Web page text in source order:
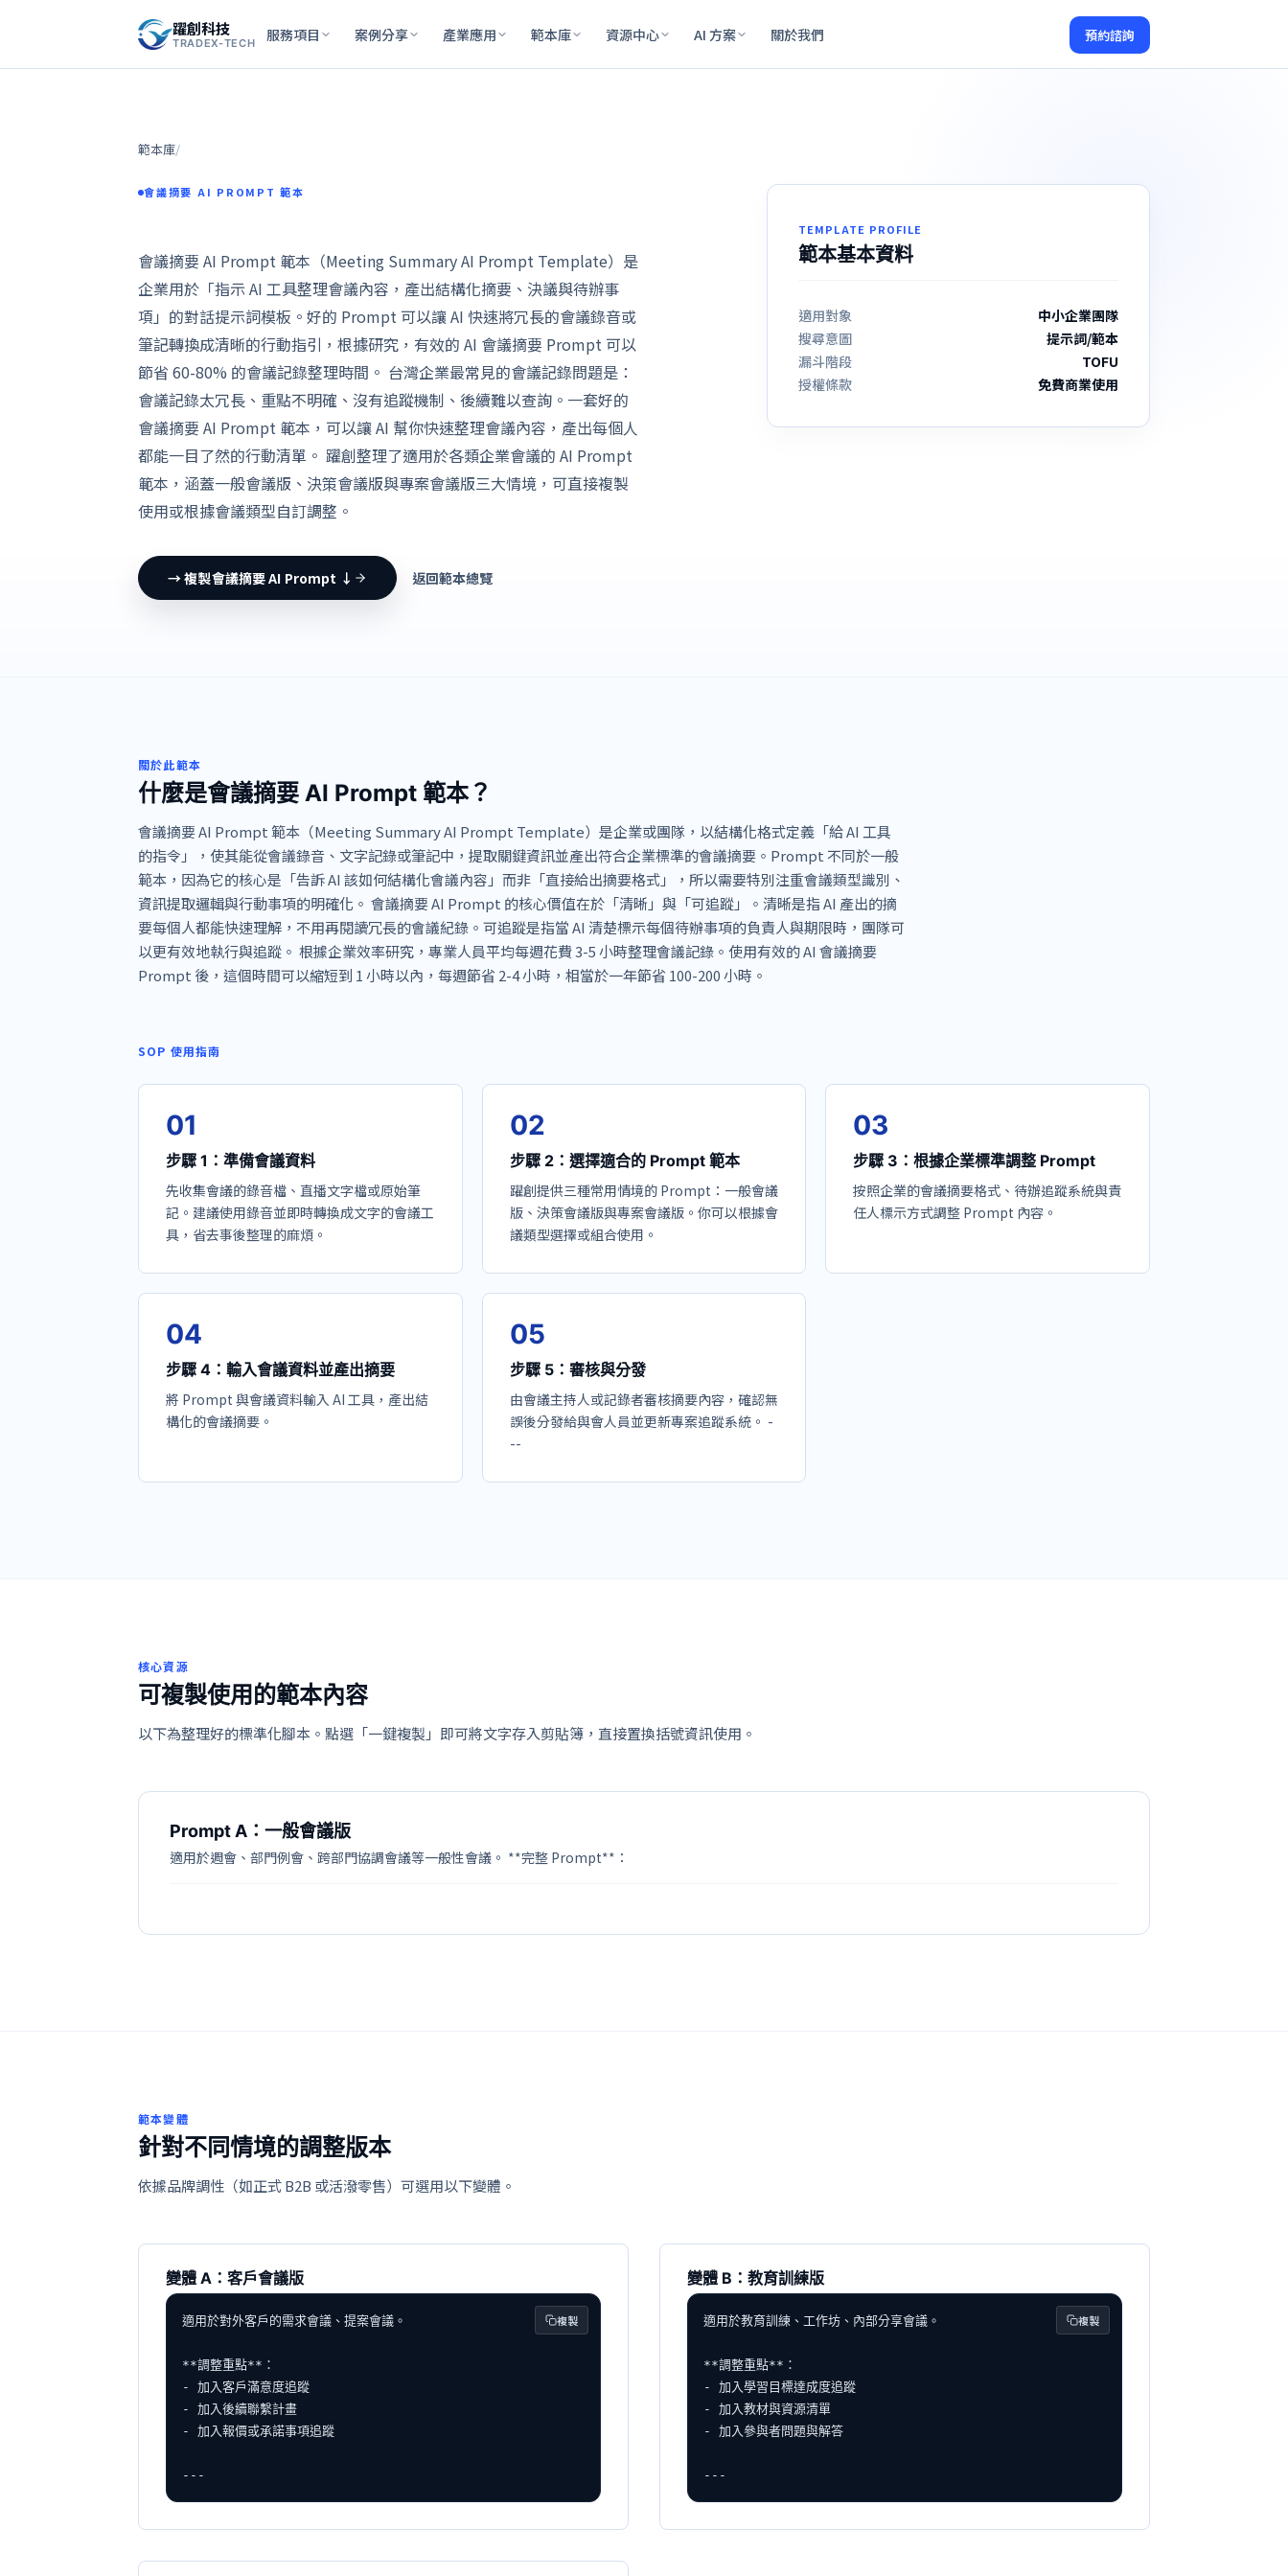
躍創科技
TRADEX-TECH 服務項目 案例分享 產業應用 範本庫 資源中心 AI 方案 關於我們 預約諮詢
範本庫/
會議摘要 AI PROMPT 範本
會議摘要 AI Prompt 範本（Meeting Summary AI Prompt Template）是
企業用於「指示 AI 工具整理會議內容，產出結構化摘要、決議與待辦事
項」的對話提示詞模板。好的 Prompt 可以讓 AI 快速將冗長的會議錄音或
筆記轉換成清晰的行動指引，根據研究，有效的 AI 會議摘要 Prompt 可以
節省 60-80% 的會議記錄整理時間。 台灣企業最常見的會議記錄問題是：
會議記錄太冗長、重點不明確、沒有追蹤機制、後續難以查詢。一套好的
會議摘要 AI Prompt 範本，可以讓 AI 幫你快速整理會議內容，產出每個人
都能一目了然的行動清單。 躍創整理了適用於各類企業會議的 AI Prompt
範本，涵蓋一般會議版、決策會議版與專案會議版三大情境，可直接複製
使用或根據會議類型自訂調整。
→ 複製會議摘要 AI Prompt ↓ 返回範本總覽
TEMPLATE PROFILE
範本基本資料
適用對象
中小企業團隊
搜尋意圖
提示詞/範本
漏斗階段
TOFU
授權條款
免費商業使用
關於此範本
什麼是會議摘要 AI Prompt 範本？
會議摘要 AI Prompt 範本（Meeting Summary AI Prompt Template）是企業或團隊，以結構化格式定義「給 AI 工具
的指令」，使其能從會議錄音、文字記錄或筆記中，提取關鍵資訊並產出符合企業標準的會議摘要。Prompt 不同於一般
範本，因為它的核心是「告訴 AI 該如何結構化會議內容」而非「直接給出摘要格式」，所以需要特別注重會議類型識別、
資訊提取邏輯與行動事項的明確化。 會議摘要 AI Prompt 的核心價值在於「清晰」與「可追蹤」。清晰是指 AI 產出的摘
要每個人都能快速理解，不用再閱讀冗長的會議紀錄。可追蹤是指當 AI 清楚標示每個待辦事項的負責人與期限時，團隊可
以更有效地執行與追蹤。 根據企業效率研究，專業人員平均每週花費 3-5 小時整理會議記錄。使用有效的 AI 會議摘要
Prompt 後，這個時間可以縮短到 1 小時以內，每週節省 2-4 小時，相當於一年節省 100-200 小時。
SOP 使用指南
01
步驟 1：準備會議資料
先收集會議的錄音檔、直播文字檔或原始筆
記。建議使用錄音並即時轉換成文字的會議工
具，省去事後整理的麻煩。
02
步驟 2：選擇適合的 Prompt 範本
躍創提供三種常用情境的 Prompt：一般會議
版、決策會議版與專案會議版。你可以根據會
議類型選擇或組合使用。
03
步驟 3：根據企業標準調整 Prompt
按照企業的會議摘要格式、待辦追蹤系統與責
任人標示方式調整 Prompt 內容。
04
步驟 4：輸入會議資料並產出摘要
將 Prompt 與會議資料輸入 AI 工具，產出結
構化的會議摘要。
05
步驟 5：審核與分發
由會議主持人或記錄者審核摘要內容，確認無
誤後分發給與會人員並更新專案追蹤系統。 -
--
核心資源
可複製使用的範本內容
以下為整理好的標準化腳本。點選「一鍵複製」即可將文字存入剪貼簿，直接置換括號資訊使用。
Prompt A：一般會議版
適用於週會、部門例會、跨部門協調會議等一般性會議。 **完整 Prompt**：
範本變體
針對不同情境的調整版本
依據品牌調性（如正式 B2B 或活潑零售）可選用以下變體。
變體 A：客戶會議版
適用於對外客戶的需求會議、提案會議。
**調整重點**：
- 加入客戶滿意度追蹤
- 加入後續聯繫計畫
- 加入報價或承諾事項追蹤
---
複製
變體 B：教育訓練版
適用於教育訓練、工作坊、內部分享會議。
**調整重點**：
- 加入學習目標達成度追蹤
- 加入教材與資源清單
- 加入參與者問題與解答
---
複製